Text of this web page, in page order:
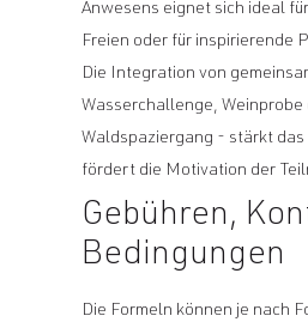
Anwesens eignet sich ideal
Freien oder für inspirierende
Die Integration von
Wasserchallenge, Weinprobe
Waldspaziergang - stärkt das
fördert die Motivation der
Gebühren,
Bedingungen
Die Formeln können je nach